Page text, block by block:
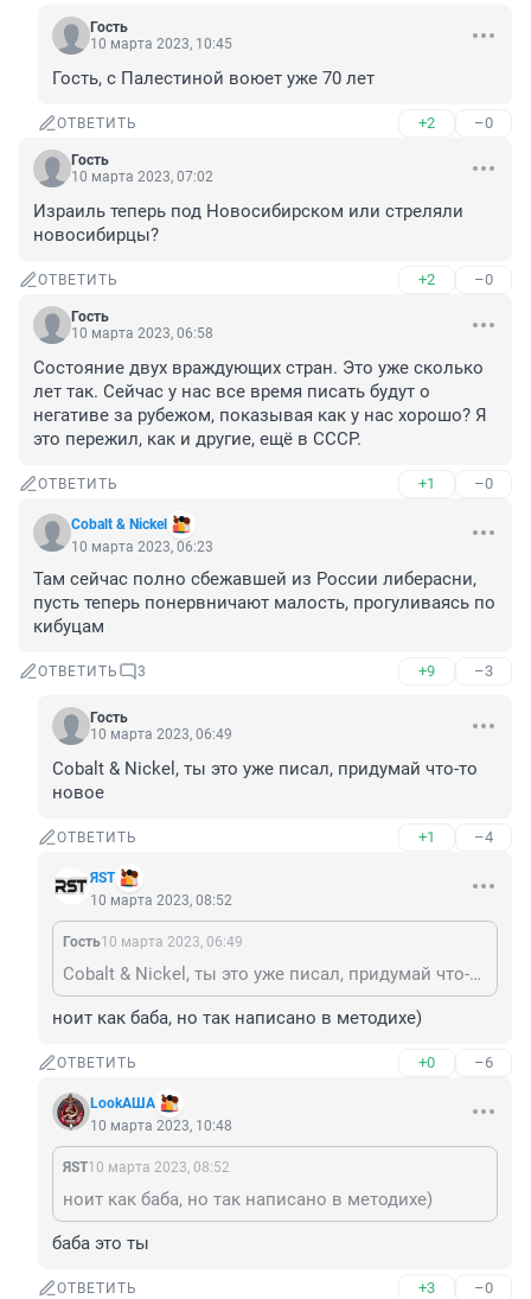
Гость
10 марта 2023, 10:45
Гость, с Палестиной воюет уже 70 лет
ОТВЕТИТЬ +2 –0
Гость
10 марта 2023, 07:02
Израиль теперь под Новосибирском или стреляли
новосибирцы?
ОТВЕТИТЬ +2 –0
Гость
10 марта 2023, 06:58
Состояние двух враждующих стран. Это уже сколько
лет так. Сейчас у нас все время писать будут о
негативе за рубежом, показывая как у нас хорошо? Я
это пережил, как и другие, ещё в СССР.
ОТВЕТИТЬ +1 –0
Cobalt & Nickel
10 марта 2023, 06:23
Там сейчас полно сбежавшей из России либерасни,
пусть теперь понервничают малость, прогуливаясь по
кибуцам
ОТВЕТИТЬ 3 +9 –3
Гость
10 марта 2023, 06:49
Cobalt & Nickel, ты это уже писал, придумай что-то
новое
ОТВЕТИТЬ +1 –4
ЯST
10 марта 2023, 08:52
Гость10 марта 2023, 06:49
Cobalt & Nickel, ты это уже писал, придумай что-то новое
ноит как баба, но так написано в методихе)
ОТВЕТИТЬ +0 –6
LookАША
10 марта 2023, 10:48
ЯST10 марта 2023, 08:52
ноит как баба, но так написано в методихе)
баба это ты
ОТВЕТИТЬ +3 –0